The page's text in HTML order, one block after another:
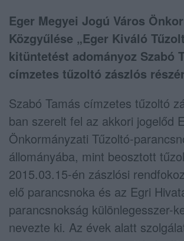
Eger Megyei Jogú Város
Közgyűlése „Eger Kiváló
kitüntetést adományoz Szabó
címzetes tűzoltó zászlós
Szabó Tamás címzetes tűzoltó
ban szerelt fel az akkori jogelőd
Önkormányzati Tűzoltó-
állományába, mint beosztott
2015.03.15-én zászlósi
elő parancsnoka és az Egri
parancsnokság különlegesszer-
nevezte ki. Az évek alatt